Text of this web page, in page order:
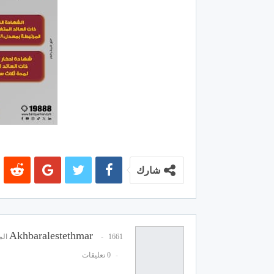
شارك
Akhbaralestethmar 1661 المشاركات
0 تعليقات